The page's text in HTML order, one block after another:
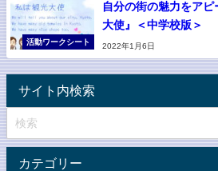
活動ワークシート
自分の街の魅力をア
大使』＜中学校版＞
2022年1月6日
サイト内検索
カテゴリー